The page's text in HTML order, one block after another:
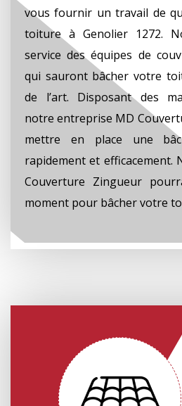
vous fournir un travail de
toiture à Genolier 1272.
service des équipes de
qui sauront bâcher votre
de l’art. Disposant des
notre entreprise MD
mettre en place une
rapidement et efficacement.
Couverture Zingueur
moment pour bâcher votre